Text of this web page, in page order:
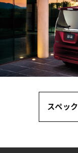
スペック